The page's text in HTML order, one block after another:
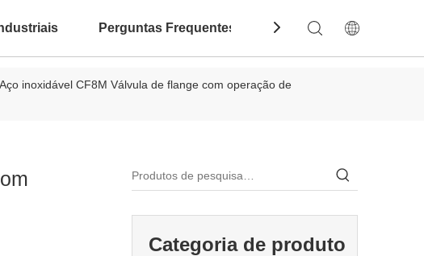
Perguntas Frequentes Contate-Nos
inoxidável CF8M Válvula de flange com operação de
Categoria de produto